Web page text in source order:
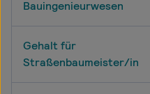
Bauingenieurwesen
Gehalt für
Straßenbaumeister/in